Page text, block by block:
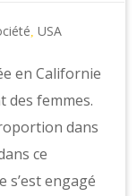
,USA
en Californie
des femmes.
dans
ce
s’est engagé